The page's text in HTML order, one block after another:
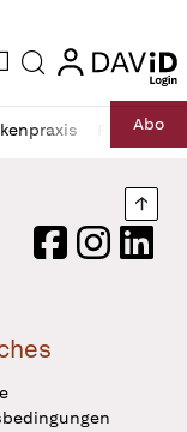
Suche login
RechtAbo
FacebookInstagram